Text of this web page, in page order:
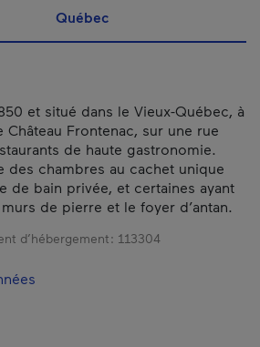
Québec
et situé dans le Vieux-Québec, à
Frontenac, sur une rue
de haute gastronomie.
des chambres au cachet unique
de bain privée, et certaines ayant
de pierre et le foyer d’antan.
d’hébergement : 113304